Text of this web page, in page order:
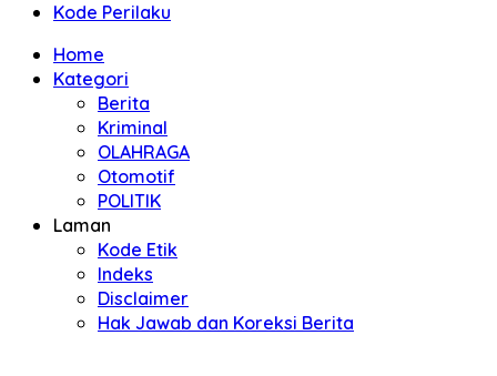
Kode Perilaku
Home
Kategori
Berita
Kriminal
OLAHRAGA
Otomotif
POLITIK
Laman
Kode Etik
Indeks
Disclaimer
Hak Jawab dan Koreksi Berita